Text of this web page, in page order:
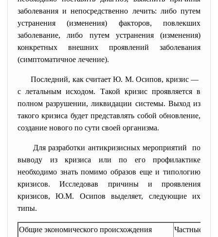
заболевания и непосредственно лечить: либо путем
устранения (изменения) факторов, повлекших
заболевание, либо путем устранения (изменения)
конкретных внешних проявлений заболевания
(симптоматичное лечение).
Последний, как считает Ю. М. Осипов, кризис —
с летальным исходом. Такой кризис проявляется в
полном разрушении, ликвидации системы. Выход из
такого кризиса будет представлять собой обновление,
создание нового по сути своей организма.
Для разработки антикризисных мероприятий по
выводу из кризиса или по его профилактике
необходимо знать помимо образов еще и типологию
кризисов. Исследовав причины и проявления
кризисов, Ю.М. Осипов выделяет, следующие их
типы.
Общие экономического происхождения
Частные